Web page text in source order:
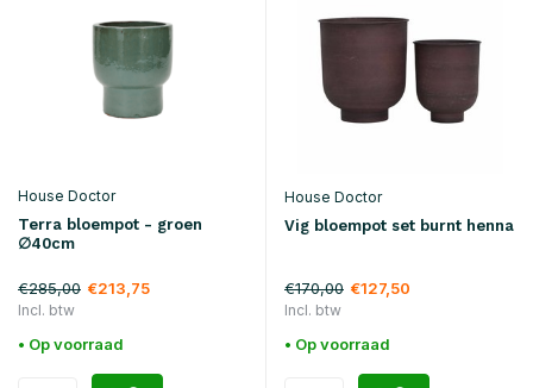
House Doctor
Terra bloempot - groen
∅40cm
€285,00 €213,75
Incl. btw
• Op voorraad
House Doctor
Vig bloempot set burnt henna
€170,00 €127,50
Incl. btw
• Op voorraad